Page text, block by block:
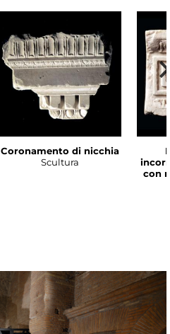
Coronamento di nicchia
Scultura
con